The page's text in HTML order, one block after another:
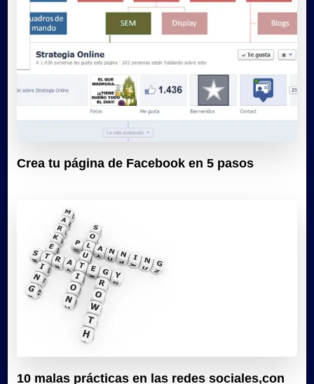
Crea tu página de Facebook en 5 pasos
10 malas prácticas en las redes sociales,con